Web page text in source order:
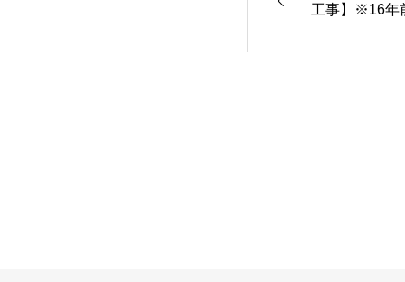
工事】※16年
プ)